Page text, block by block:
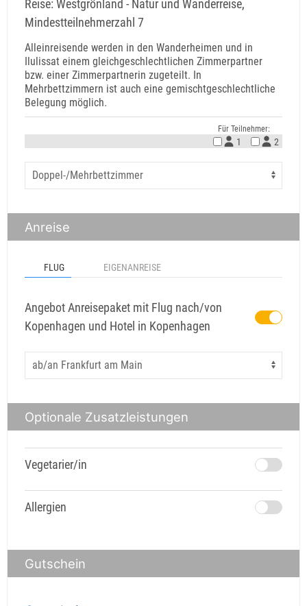
Reise: Westgrönland - Natur und Wanderreise,
Mindestteilnehmerzahl 7
Alleinreisende werden in den Wanderheimen und in
Ilulissat einem gleichgeschlechtlichen Zimmerpartner
bzw. einer Zimmerpartnerin zugeteilt. In
Mehrbettzimmern ist auch eine gemischtgeschlechtliche
Belegung möglich.
Für Teilnehmer:
1 2
Anreise
FLUG EIGENANREISE
Angebot Anreisepaket mit Flug nach/von
Kopenhagen und Hotel in Kopenhagen
Optionale Zusatzleistungen
Vegetarier/in
Allergien
Gutschein